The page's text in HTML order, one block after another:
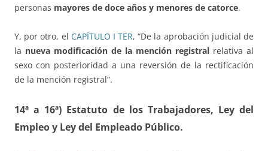
personas mayores de doce años y menores de catorce.
Y, por otro, el CAPÍTULO I TER, “De la aprobación judicial de
la nueva modificación de la mención registral relativa al
sexo con posterioridad a una reversión de la rectificación
de la mención registral”.
14ª a 16ª) Estatuto de los Trabajadores, Ley del
Empleo y Ley del Empleado Público.